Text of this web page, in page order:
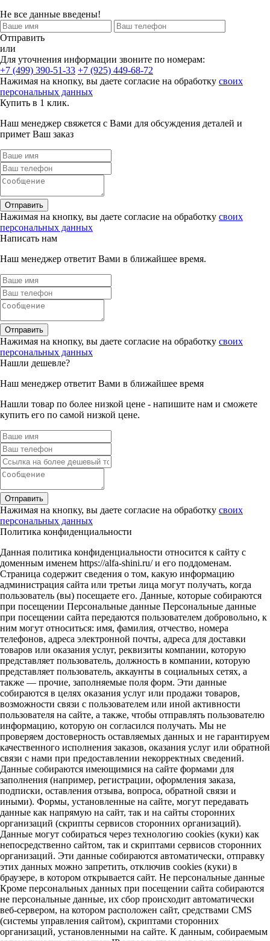
Не все данные введены!
Отправить
или
Для уточнения информации звоните по номерам:
+7 (499) 390-51-33 +7 (925) 449-68-72
Нажимая на кнопку, вы даете согласие на обработку своих
персональных данных
Купить в 1 клик.
Наш менеджер свяжется с Вами для обсуждения деталей и
примет Ваш заказ
Отправить
Нажимая на кнопку, вы даете согласие на обработку своих
персональных данных
Написать нам
Наш менеджер ответит Вами в ближайшее время.
Отправить
Нажимая на кнопку, вы даете согласие на обработку своих
персональных данных
Нашли дешевле?
Наш менеджер ответит Вами в ближайшее время
Нашли товар по более низкой цене - напишите нам и сможете
купить его по самой низкой цене.
Отправить
Нажимая на кнопку, вы даете согласие на обработку своих
персональных данных
Политика конфиденциальности
Данная политика конфиденциальности относится к сайту с
доменным именем https://alfa-shini.ru/ и его поддоменам.
Страница содержит сведения о том, какую информацию
администрация сайта или третьи лица могут получать, когда
пользователь (вы) посещаете его. Данные, которые собираются
при посещении Персональные данные Персональные данные
при посещении сайта передаются пользователем добровольно, к
ним могут относиться: имя, фамилия, отчество, номера
телефонов, адреса электронной почты, адреса для доставки
товаров или оказания услуг, реквизиты компании, которую
представляет пользователь, должность в компании, которую
представляет пользователь, аккаунты в социальных сетях, а
также — прочие, заполняемые поля форм. Эти данные
собираются в целях оказания услуг или продажи товаров,
возможности связи с пользователем или иной активности
пользователя на сайте, а также, чтобы отправлять пользователю
информацию, которую он согласился получать. Мы не
проверяем достоверность оставляемых данных и не гарантируем
качественного исполнения заказов, оказания услуг или обратной
связи с нами при предоставлении некорректных сведений.
Данные собираются имеющимися на сайте формами для
заполнения (например, регистрации, оформления заказа,
подписки, оставления отзыва, вопроса, обратной связи и
иными). Формы, установленные на сайте, могут передавать
данные как напрямую на сайт, так и на сайты сторонних
организаций (скрипты сервисов сторонних организаций).
Данные могут собираться через технологию cookies (куки) как
непосредственно сайтом, так и скриптами сервисов сторонних
организаций. Эти данные собираются автоматически, отправку
этих данных можно запретить, отключив cookies (куки) в
браузере, в котором открывается сайт. Не персональные данные
Кроме персональных данных при посещении сайта собираются
не персональные данные, их сбор происходит автоматически
веб-сервером, на котором расположен сайт, средствами CMS
(системы управления сайтом), скриптами сторонних
организаций, установленными на сайте. К данным, собираемым